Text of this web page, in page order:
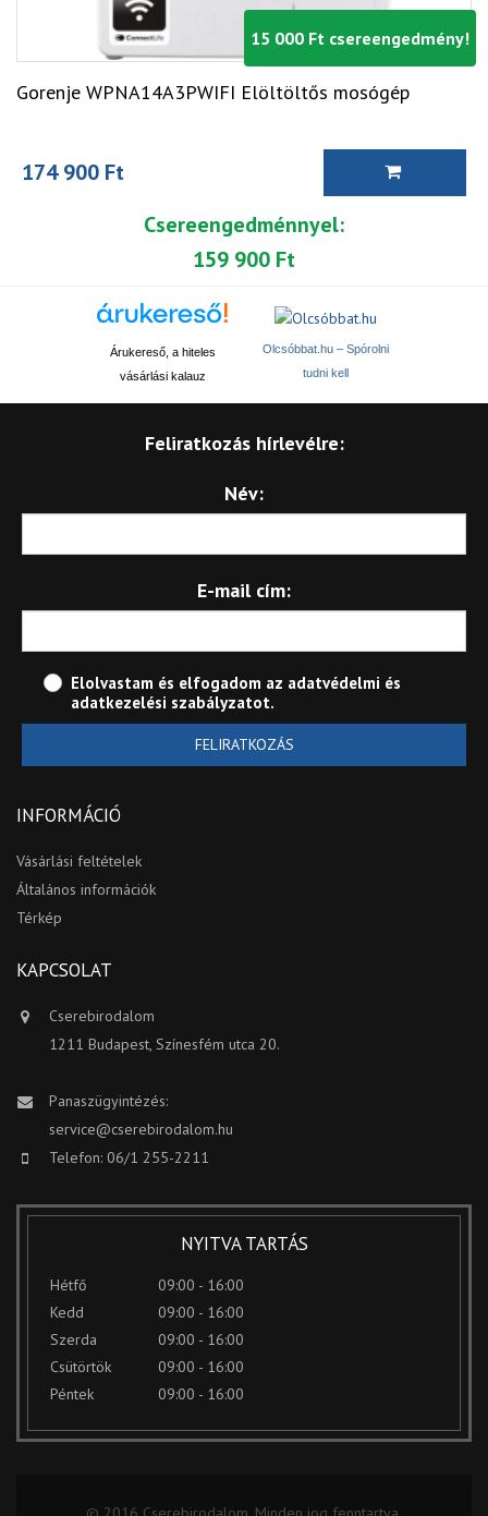
15 000 Ft csereengedmény!
Gorenje WPNA14A3PWIFI Elöltöltős mosógép
174 900 Ft
Csereengedménnyel:
159 900 Ft
Árukereső, a hiteles
vásárlási kalauz
Olcsóbbat.hu – Spórolni
tudni kell
Feliratkozás hírlevélre:
Név:
E-mail cím:
Elolvastam és elfogadom az adatvédelmi és
adatkezelési szabályzatot.
FELIRATKOZÁS
INFORMÁCIÓ
Vásárlási feltételek
Általános információk
Térkép
KAPCSOLAT
Cserebirodalom
1211 Budapest, Színesfém utca 20.
Panaszügyintézés:
service@cserebirodalom.hu
Telefon: 06/1 255-2211
NYITVA TARTÁS
Hétfő
09:00 - 16:00
Kedd
09:00 - 16:00
Szerda
09:00 - 16:00
Csütörtök
09:00 - 16:00
Péntek
09:00 - 16:00